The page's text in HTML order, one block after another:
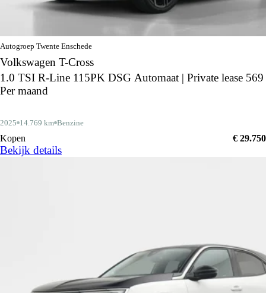
Autogroep Twente Enschede
Volkswagen T-Cross
1.0 TSI R-Line 115PK DSG Automaat | Private lease 569
Per maand
2025 14.769 km Benzine
Kopen € 29.750
Bekijk details